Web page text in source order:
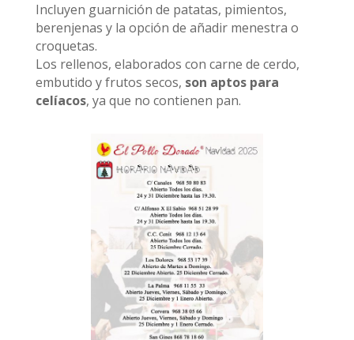
Incluyen guarnición de patatas, pimientos,
berenjenas y la opción de añadir menestra o
croquetas.
Los rellenos, elaborados con carne de cerdo,
embutido y frutos secos, son aptos para
celíacos, ya que no contienen pan.